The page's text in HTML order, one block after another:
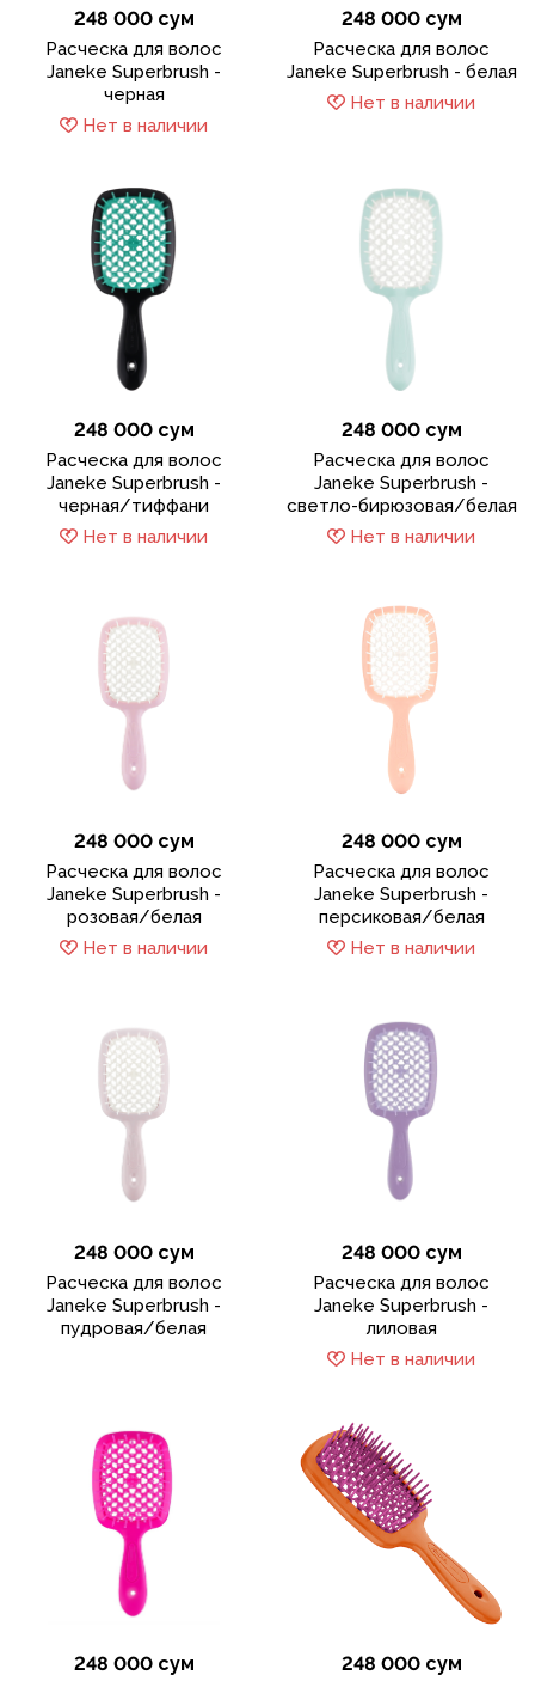
248 000 сум
Расческа для волос
Janeke Superbrush -
черная
Нет в наличии
248 000 сум
Расческа для волос
Janeke Superbrush - белая
Нет в наличии
248 000 сум
Расческа для волос
Janeke Superbrush -
черная/тиффани
Нет в наличии
248 000 сум
Расческа для волос
Janeke Superbrush -
светло-бирюзовая/белая
Нет в наличии
248 000 сум
Расческа для волос
Janeke Superbrush -
розовая/белая
Нет в наличии
248 000 сум
Расческа для волос
Janeke Superbrush -
персиковая/белая
Нет в наличии
248 000 сум
Расческа для волос
Janeke Superbrush -
пудровая/белая
248 000 сум
Расческа для волос
Janeke Superbrush -
лиловая
Нет в наличии
248 000 сум 248 000 сум